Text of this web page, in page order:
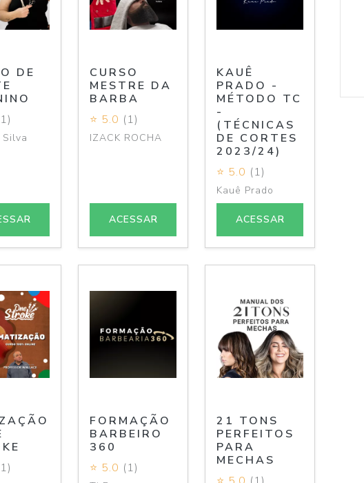
DE
CURSO
MESTRE DA
BARBA
⭐ 5.0 (1)
IZACK ROCHA
ACESSAR
KAUÊ
PRADO -
MÉTODO TC
-
(TÉCNICAS
DE CORTES
2023/24)
⭐ 5.0 (1)
Kauê Prado
ACESSAR
FORMAÇÃO
BARBEIRO
360
⭐ 5.0 (1)
21 TONS
PERFEITOS
PARA
MECHAS